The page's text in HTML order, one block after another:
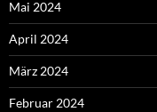
Mai 2024
April 2024
März 2024
Februar 2024